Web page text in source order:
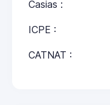
Casias :
ICPE :
CATNAT :